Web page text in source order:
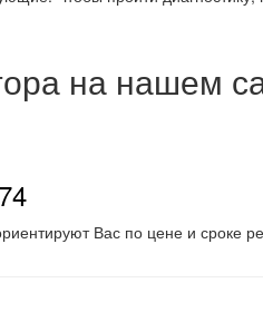
на нашем
Вас по цене и сроке